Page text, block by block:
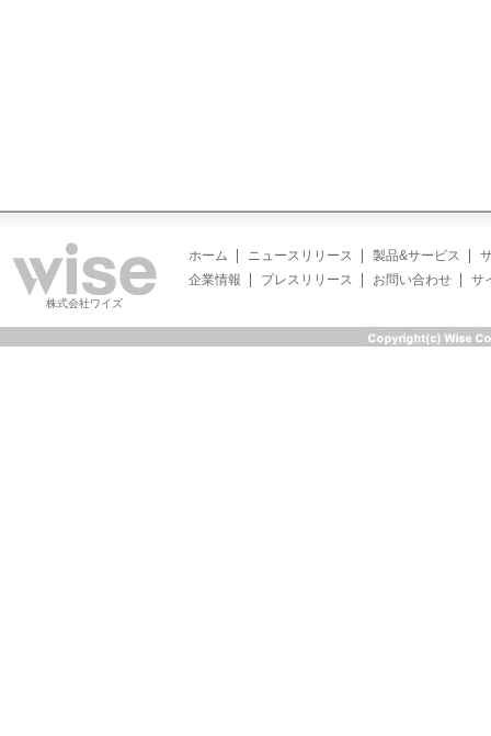
株式会社ワイズ
ホーム ニュースリリース 製品&サービス
企業情報
プレスリリース お問い合わせ サ